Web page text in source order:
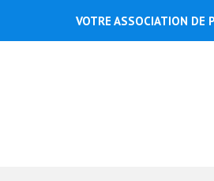
VOTRE ASSOCIATION DE